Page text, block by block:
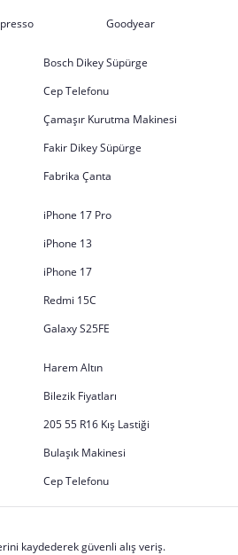
Goodyear
Bosch Dikey Süpürge
Cep Telefonu
Çamaşır Kurutma Makinesi
Fakir Dikey Süpürge
Fabrika Çanta
iPhone 17 Pro
iPhone 13
iPhone 17
Redmi 15C
Galaxy S25FE
Harem Altın
Bilezik Fiyatları
205 55 R16 Kış Lastiği
Bulaşık Makinesi
Cep Telefonu
kaydederek güvenli alış veriş.